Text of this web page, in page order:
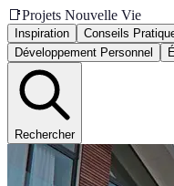
📑Projets Nouvelle Vie
Inspiration Conseils
Développement Personnel
Rechercher